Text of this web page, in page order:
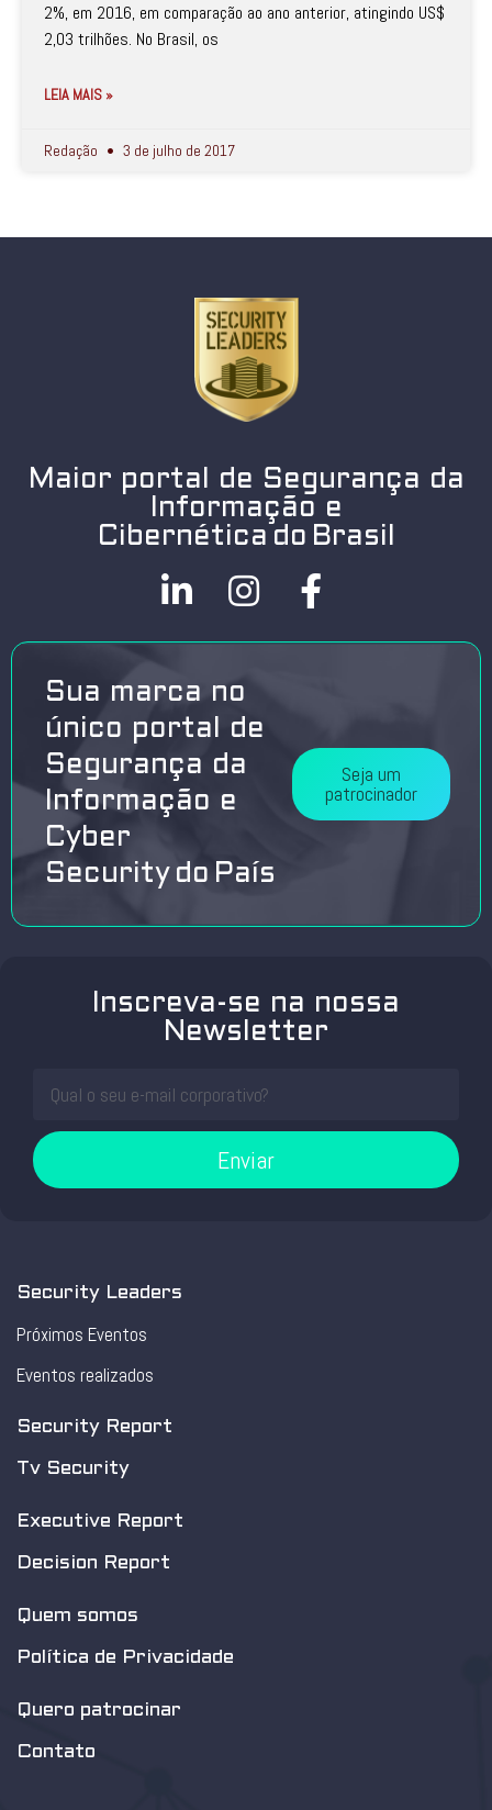
2%, em 2016, em comparação ao ano anterior, atingindo US$
2,03 trilhões. No Brasil, os
LEIA MAIS »
Redação 3 de julho de 2017
Maior portal de Segurança da
Informação e
Cibernética do Brasil
Sua marca no
único portal de
Segurança da
Informação e
Cyber
Security do País
Seja um
patrocinador
Inscreva-se na nossa
Newsletter
Enviar
Security Leaders
Próximos Eventos
Eventos realizados
Security Report
Tv Security
Executive Report
Decision Report
Quem somos
Política de Privacidade
Quero patrocinar
Contato